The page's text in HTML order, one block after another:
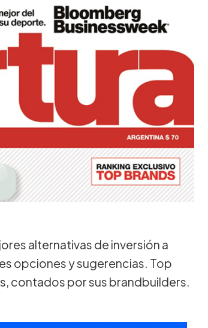
alternativas de inversión a
opciones y sugerencias. Top
contados por sus brandbuilders.